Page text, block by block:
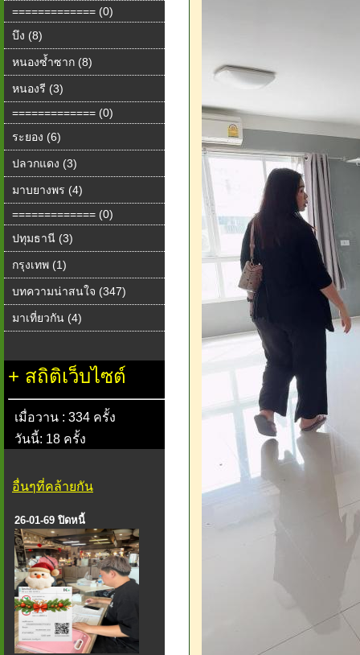
============= (0)
บึง (8)
หนองซ้ำซาก (8)
หนองรี (3)
============= (0)
ระยอง (6)
ปลวกแดง (3)
มาบยางพร (4)
============= (0)
ปทุมธานี (3)
กรุงเทพ (1)
บทความน่าสนใจ (347)
มาเที่ยวกัน (4)
+ สถิติเว็บไซต์
เมื่อวาน : 334 ครั้ง
วันนี้: 18 ครั้ง
อื่นๆที่คล้ายกัน
26-01-69 ปิดหนี้